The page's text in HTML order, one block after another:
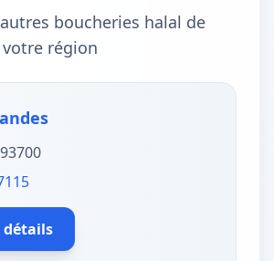
boucheries halal de
région
détails